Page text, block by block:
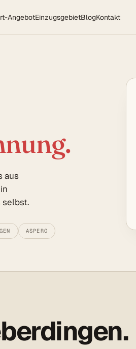
AngebotEinzugsgebietBlogKontakt
aus
selbst.
ASPERG